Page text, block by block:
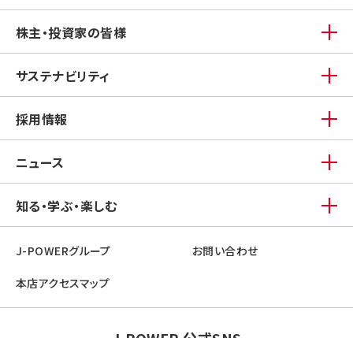
株主・投資家の皆様
サステナビリティ
採用情報
ニュース
知る・学ぶ・楽しむ
J-POWERグループ お問い合わせ
本店アクセスマップ